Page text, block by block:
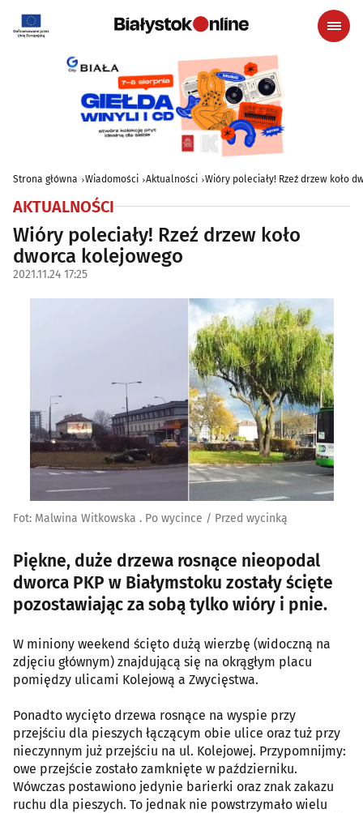
Strona główna Wiadomości Aktualności Wióry poleciały! Rzeź drzew koło
AKTUALNOŚCI
Wióry poleciały! Rzeź drzew koło
dworca kolejowego
2021.11.24 17:25
Fot: Malwina Witkowska . Po wycince / Przed wycinką
Piękne, duże drzewa rosnące nieopodal
dworca PKP w Białymstoku zostały ścięte
pozostawiając za sobą tylko wióry i pnie.
W miniony weekend ścięto dużą wierzbę (widoczną na
zdjęciu głównym) znajdującą się na okrągłym placu
pomiędzy ulicami Kolejową a Zwycięstwa.
Ponadto wycięto drzewa rosnące na wyspie przy
przejściu dla pieszych łączącym obie ulice oraz tuż przy
nieczynnym już przejściu na ul. Kolejowej. Przypomnijmy:
owe przejście zostało zamknięte w październiku.
Wówczas postawiono jedynie barierki oraz znak zakazu
ruchu dla pieszych. To jednak nie powstrzymało wielu